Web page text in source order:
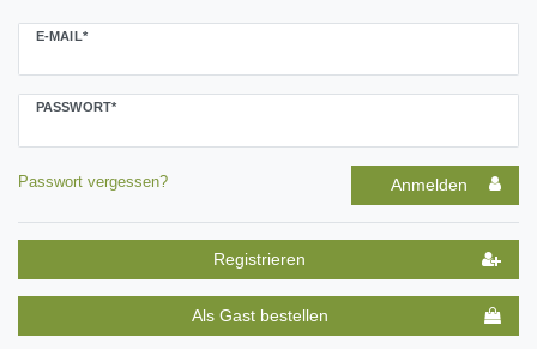
E-MAIL*
PASSWORT*
Passwort vergessen? Anmelden
Registrieren
Als Gast bestellen